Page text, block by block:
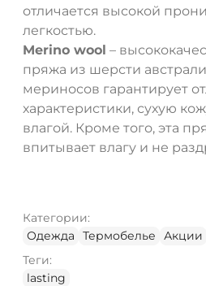
отличается высокой
легкостью.
Merino wool –
пряжа из шерсти
мериносов гарантирует
характеристики, сухую
влагой. Кроме того, эта
впитывает влагу и не
Категории:
Одежда
Термобелье
Акции
Теги:
lasting